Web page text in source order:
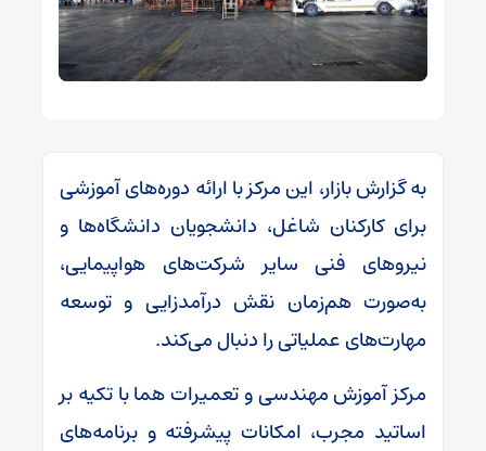
به گزارش بازار، این مرکز با ارائه دوره‌های آموزشی
برای کارکنان شاغل، دانشجویان دانشگاه‌ها و
نیروهای فنی سایر شرکت‌های هواپیمایی،
به‌صورت هم‌زمان نقش درآمدزایی و توسعه
مهارت‌های عملیاتی را دنبال می‌کند.
مرکز آموزش مهندسی و تعمیرات هما با تکیه بر
اساتید مجرب، امکانات پیشرفته و برنامه‌های